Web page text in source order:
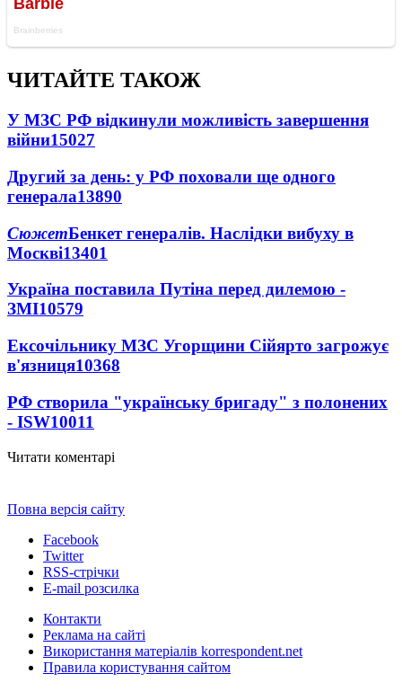
ЧИТАЙТЕ ТАКОЖ
У МЗС РФ відкинули можливість завершення
війни15027
Другий за день: у РФ поховали ще одного
генерала13890
СюжетБенкет генералів. Наслідки вибуху в
Москві13401
Україна поставила Путіна перед дилемою -
ЗМІ10579
Ексочільнику МЗС Угорщини Сійярто загрожує
в'язниця10368
РФ створила "українську бригаду" з полонених
- ISW10011
Читати коментарі
Повна версія сайту
Facebook
Twitter
RSS-стрічки
E-mail розсилка
Контакти
Реклама на сайті
Використання матеріалів korrespondent.net
Правила користування сайтом